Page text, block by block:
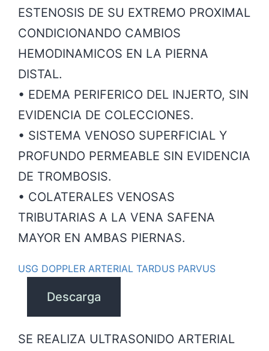
ESTENOSIS DE SU EXTREMO PROXIMAL
CONDICIONANDO CAMBIOS
HEMODINAMICOS EN LA PIERNA
DISTAL.
• EDEMA PERIFERICO DEL INJERTO, SIN
EVIDENCIA DE COLECCIONES.
• SISTEMA VENOSO SUPERFICIAL Y
PROFUNDO PERMEABLE SIN EVIDENCIA
DE TROMBOSIS.
• COLATERALES VENOSAS
TRIBUTARIAS A LA VENA SAFENA
MAYOR EN AMBAS PIERNAS.
USG DOPPLER ARTERIAL TARDUS PARVUS
Descarga
SE REALIZA ULTRASONIDO ARTERIAL